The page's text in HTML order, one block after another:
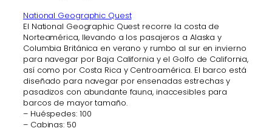
National Geographic Quest
El National Geographic Quest recorre la costa de
Norteamérica, llevando a los pasajeros a Alaska y
Columbia Británica en verano y rumbo al sur en invierno
para navegar por Baja California y el Golfo de California,
así como por Costa Rica y Centroamérica. El barco está
diseñado para navegar por ensenadas estrechas y
pasadizos con abundante fauna, inaccesibles para
barcos de mayor tamaño.
– Huéspedes: 100
– Cabinas: 50